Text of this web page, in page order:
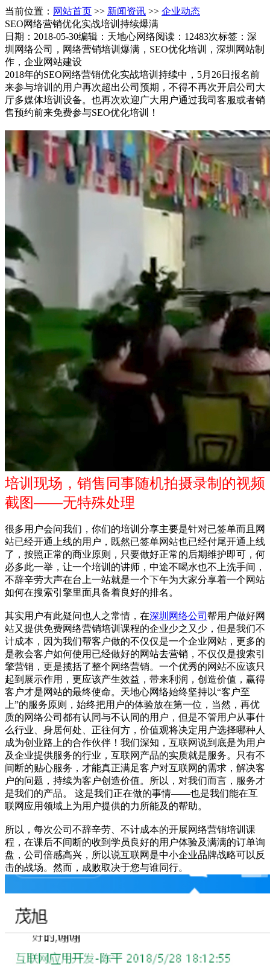
当前位置： 网站首页 >> 新闻资讯 >> 企业动态
SEO网络营销优化实战培训持续爆满
日期：2018-05-30编辑：天地心网络阅读：12483次标签：深
圳网络公司，网络营销培训爆满，SEO优化培训，深圳网站制
作，企业网站建设
2018年的SEO网络营销优化实战培训持续中，5月26日报名前
来参与培训的用户再次超出公司预期，不得不再次开启公司大
厅多媒体培训设备。也再次欢迎广大用户通过我司客服或者销
售预约前来免费参与SEO优化培训！
培训现场，销售同事随机拍摄录制的视频
截图——无特殊处理
很多用户会问我们，你们的培训分享主要是针对已签单而且网
站已经开通上线的用户，既然已签单网站也已经付尾开通上线
了，按照正常的商业原则，只要做好正常的后期维护即可，何
必多此一举，让一个培训的讲师，中途不喝水也不上洗手间，
不辞辛劳大声在台上一站就是一个下午为大家分享着一个网站
如何在搜索引擎里面具备着良好的排名。
其实用户有此疑问也人之常情，在深圳网络公司 帮用户做好网
站又提供免费网络营销培训课程的企业少之又少，但是我们不
计成本，因为我们帮客户做的不仅仅是一个企业网站，更多的
是教会客户如何使用已经做好的网站去营销，不仅仅是搜索引
擎营销，更是揽括了整个网络营销。一个优秀的网站不应该只
起到展示作用，更应该产生效益，带来利润，创造价值，赢得
客户才是网站的最终使命。天地心网络始终坚持以“客户至
上”的服务原则，始终把用户的体验放在第一位，当然，再优
质的网络公司都有认同与不认同的用户，但是不管用户从事什
么行业、身居何处、正往何方，价值观将决定用户选择哪种人
成为创业路上的合作伙伴！我们深知，互联网说到底是为用户
及企业提供服务的行业，互联网产品的实质就是服务。只有不
间断的贴心服务，才能真正满足客户对互联网的需求，解决客
户的问题，持续为客户创造价值。所以，对我们而言，服务才
是我们的产品。 这是我们正在做的事情——也是我们能在互
联网应用领域上为用户提供的力所能及的帮助。
所以，每次公司不辞辛劳、不计成本的开展网络营销培训课
程，在课后不间断的收到学员良好的用户体验及满满的订单询
盘，公司倍感高兴，所以说互联网是中小企业品牌战略可以反
击的战场。然而，成败取决于您与谁同行。